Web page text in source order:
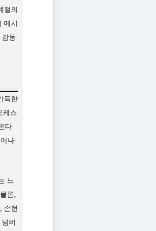
절의
메시
감동
득한
케스
다
나
느
론,
손현
버